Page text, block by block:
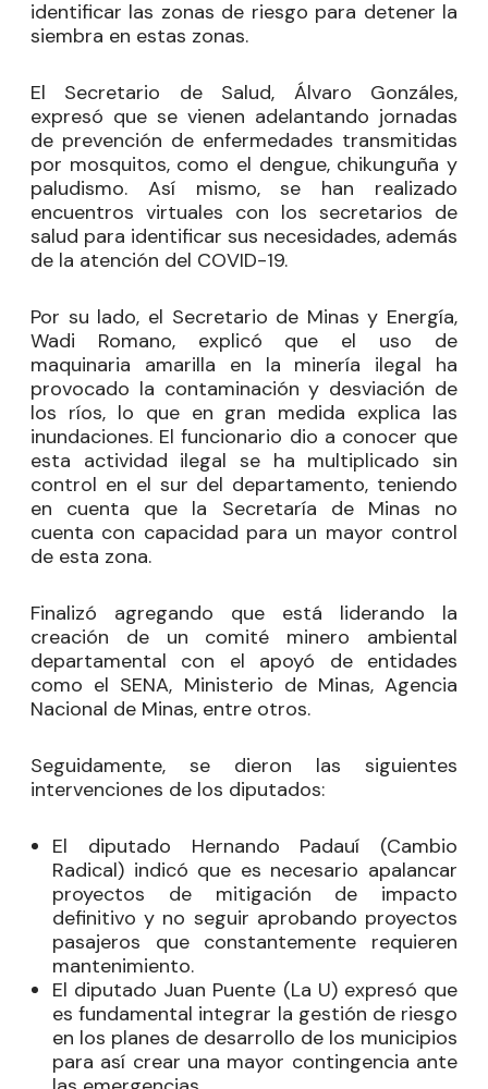
identificar las zonas de riesgo para detener la
siembra en estas zonas.
El Secretario de Salud, Álvaro Gonzáles,
expresó que se vienen adelantando jornadas
de prevención de enfermedades transmitidas
por mosquitos, como el dengue, chikunguña y
paludismo. Así mismo, se han realizado
encuentros virtuales con los secretarios de
salud para identificar sus necesidades, además
de la atención del COVID-19.
Por su lado, el Secretario de Minas y Energía,
Wadi Romano, explicó que el uso de
maquinaria amarilla en la minería ilegal ha
provocado la contaminación y desviación de
los ríos, lo que en gran medida explica las
inundaciones. El funcionario dio a conocer que
esta actividad ilegal se ha multiplicado sin
control en el sur del departamento, teniendo
en cuenta que la Secretaría de Minas no
cuenta con capacidad para un mayor control
de esta zona.
Finalizó agregando que está liderando la
creación de un comité minero ambiental
departamental con el apoyó de entidades
como el SENA, Ministerio de Minas, Agencia
Nacional de Minas, entre otros.
Seguidamente, se dieron las siguientes
intervenciones de los diputados:
El diputado Hernando Padauí (Cambio
Radical) indicó que es necesario apalancar
proyectos de mitigación de impacto
definitivo y no seguir aprobando proyectos
pasajeros que constantemente requieren
mantenimiento.
El diputado Juan Puente (La U) expresó que
es fundamental integrar la gestión de riesgo
en los planes de desarrollo de los municipios
para así crear una mayor contingencia ante